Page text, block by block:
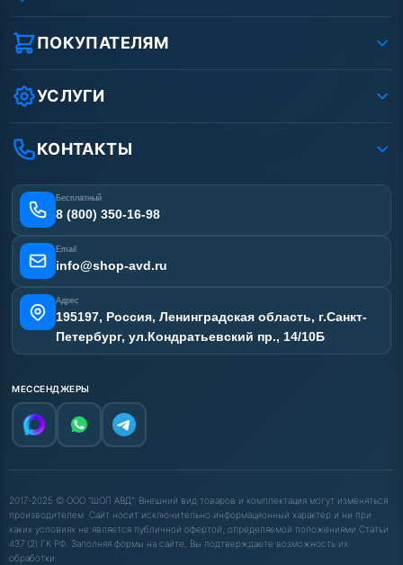
О компании
Реквизиты ООО «Шоп АВД»
Защита данных клиента
Условия соглашения
Вакансии
Статьи
ПОКУПАТЕЛЯМ
Как заказать?
Оплата
Доставка
Лизинг
Получить скидку
УСЛУГИ
Ремонт АВД
Сертификаты
Наши работы
Отзывы наших клиентов
Карта сайта
КОНТАКТЫ
Бесплатный
8 (800) 350-16-98
Email
info@shop-avd.ru
Адрес
195197, Россия, Ленинградская область, г.Санкт-
Петербург, ул.Кондратьевский пр., 14/10Б
МЕССЕНДЖЕРЫ
2017-2025 © ООО "ШОП АВД". Внешний вид товаров и комплектация могут изменяться
производителем. Сайт носит исключительно информационный характер и ни при
каких условиях не является публичной офертой, определяемой положениями Статьи
437 (2) ГК РФ. Заполняя формы на сайте, Вы подтверждаете возможность их
обработки.